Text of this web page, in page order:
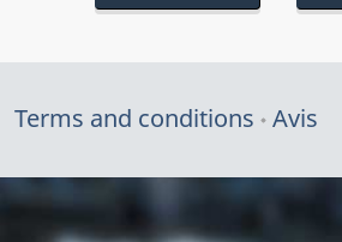
Terms and conditions Avis